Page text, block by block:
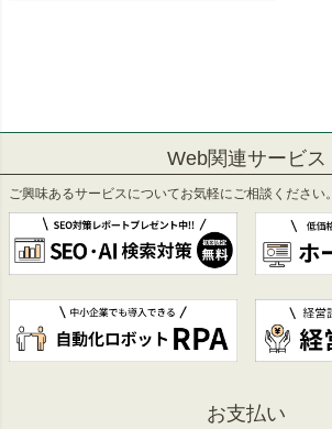
Web関連サービス
ご興味あるサービスについてお気軽にご相談ください。
お支払い